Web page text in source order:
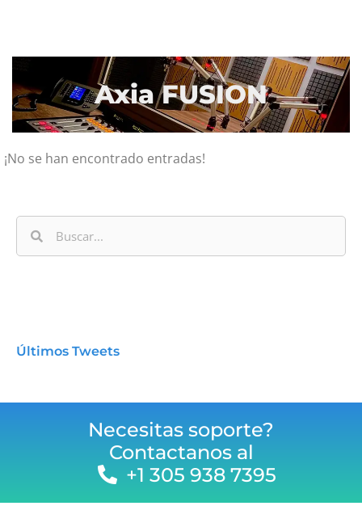
Últimos Tweets
Axia FUSION
¡No se han encontrado entradas!
Necesitas soporte?
Contactanos al
+1 305 938 7395